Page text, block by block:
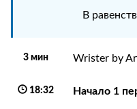
В
3 мин Wrister by
18:32 Начало 1